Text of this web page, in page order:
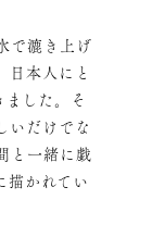
で漉き上げ
日本人にと
した。そ
いだけでな
と一緒に戯
描かれてい